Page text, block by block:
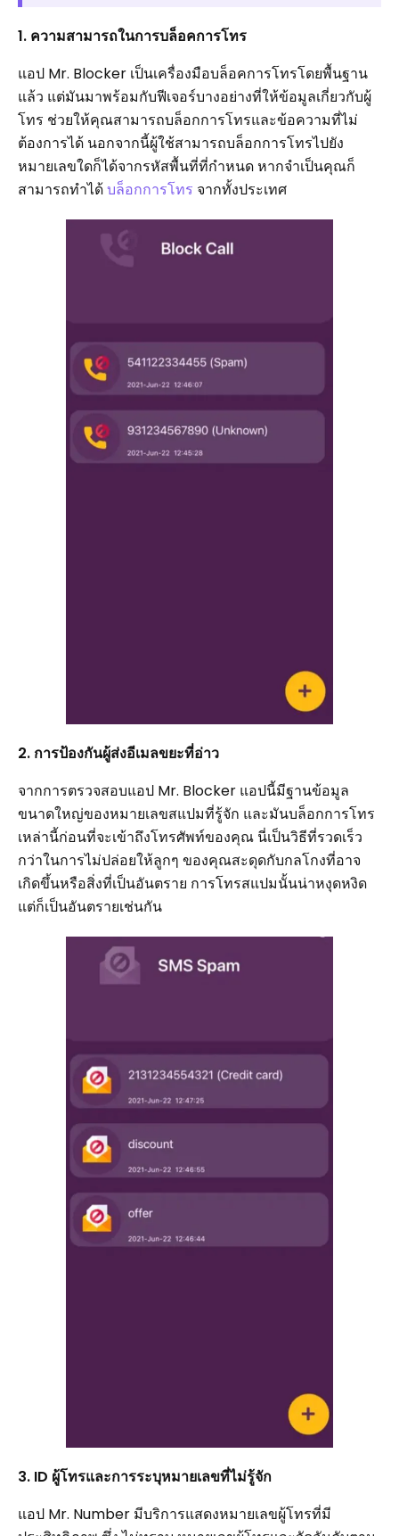
1. ความสามารถในการบล็อคการโทร
แอป Mr. Blocker เป็นเครื่องมือบล็อคการโทรโดยพื้นฐาน
แล้ว แต่มันมาพร้อมกับฟีเจอร์บางอย่างที่ให้ข้อมูลเกี่ยวกับผู้
โทร ช่วยให้คุณสามารถบล็อกการโทรและข้อความที่ไม่
ต้องการได้ นอกจากนี้ผู้ใช้สามารถบล็อกการโทรไปยัง
หมายเลขใดก็ได้จากรหัสพื้นที่ที่กำหนด หากจำเป็นคุณก็
สามารถทำได้บล็อกการโทร จากทั้งประเทศ
2. การป้องกันผู้ส่งอีเมลขยะที่อ่าว
จากการตรวจสอบแอป Mr. Blocker แอปนี้มีฐานข้อมูล
ขนาดใหญ่ของหมายเลขสแปมที่รู้จัก และมันบล็อกการโทร
เหล่านี้ก่อนที่จะเข้าถึงโทรศัพท์ของคุณ นี่เป็นวิธีที่รวดเร็ว
กว่าในการไม่ปล่อยให้ลูกๆ ของคุณสะดุดกับกลโกงที่อาจ
เกิดขึ้นหรือสิ่งที่เป็นอันตราย การโทรสแปมนั้นน่าหงุดหงิด
แต่ก็เป็นอันตรายเช่นกัน
3. ID ผู้โทรและการระบุหมายเลขที่ไม่รู้จัก
แอป Mr. Number มีบริการแสดงหมายเลขผู้โทรที่มี